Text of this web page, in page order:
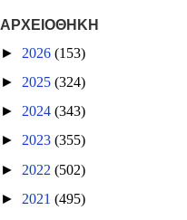
ΑΡΧΕΙΟΘΗΚΗ
► 2026 (153)
► 2025 (324)
► 2024 (343)
► 2023 (355)
► 2022 (502)
► 2021 (495)